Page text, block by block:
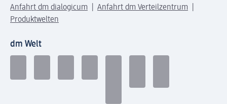
Anfahrt dm dialogicum
Anfahrt dm Verteilzentrum
Produktwelten
dm Welt